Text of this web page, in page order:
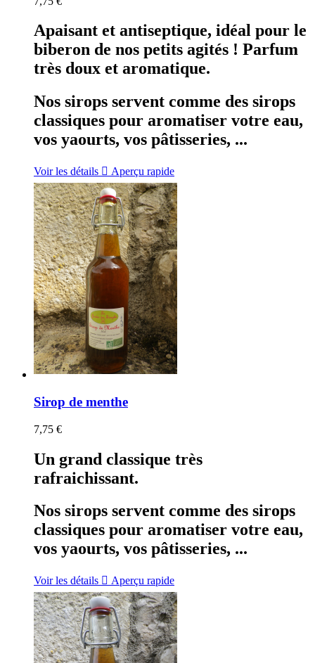
Apaisant et antiseptique, idéal pour le
biberon de nos petits agités ! Parfum
très doux et aromatique.
Nos sirops servent comme des sirops
classiques pour aromatiser votre eau,
vos yaourts, vos pâtisseries, ...
Voir les détails  Aperçu rapide
Sirop de menthe
7,75 €
Un grand classique très
rafraichissant.
Nos sirops servent comme des sirops
classiques pour aromatiser votre eau,
vos yaourts, vos pâtisseries, ...
Voir les détails  Aperçu rapide